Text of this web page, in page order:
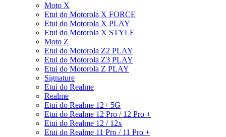
Moto X
Etui do Motorola X FORCE
Etui do Motorola X PLAY
Etui do Motorola X STYLE
Moto Z
Etui do Motorola Z2 PLAY
Etui do Motorola Z3 PLAY
Etui do Motorola Z PLAY
Signature
Etui do Realme
Realme
Etui do Realme 12+ 5G
Etui do Realme 12 Pro / 12 Pro +
Etui do Realme 12 / 12x
Etui do Realme 11 Pro / 11 Pro +